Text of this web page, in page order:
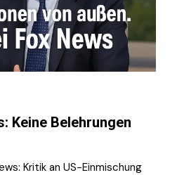
Keine Belehrungen
Kritik an US-Einmischung